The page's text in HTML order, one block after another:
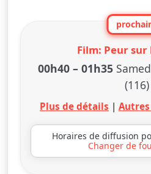
Film: Peur sur
00h40 – 01h35
(116)
Plus de détails |
Horaires de diffusion
Changer de